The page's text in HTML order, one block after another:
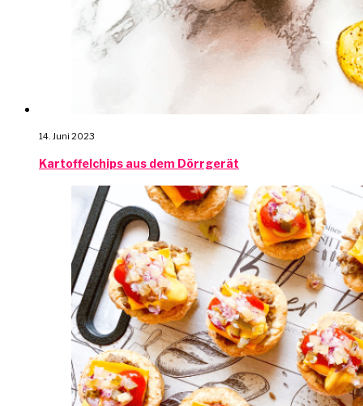
14. Juni 2023
Kartoffelchips aus dem Dörrgerät